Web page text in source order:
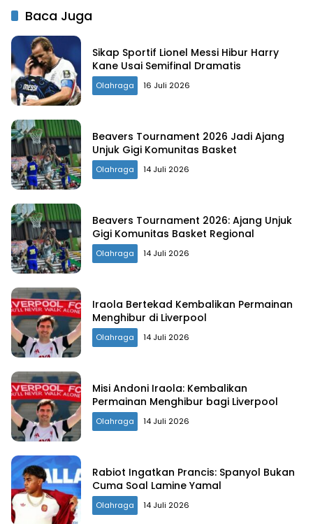
Baca Juga
Sikap Sportif Lionel Messi Hibur Harry
Kane Usai Semifinal Dramatis
Olahraga 16 Juli 2026
Beavers Tournament 2026 Jadi Ajang
Unjuk Gigi Komunitas Basket
Olahraga 14 Juli 2026
Beavers Tournament 2026: Ajang Unjuk
Gigi Komunitas Basket Regional
Olahraga 14 Juli 2026
Iraola Bertekad Kembalikan Permainan
Menghibur di Liverpool
Olahraga 14 Juli 2026
Misi Andoni Iraola: Kembalikan
Permainan Menghibur bagi Liverpool
Olahraga 14 Juli 2026
Rabiot Ingatkan Prancis: Spanyol Bukan
Cuma Soal Lamine Yamal
Olahraga 14 Juli 2026